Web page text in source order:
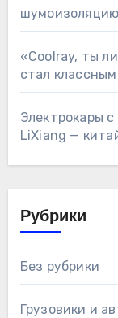
«Coolray, ты
стал классным
Электрокары
LiXiang —
Рубрики
Без рубрики
Грузовики и